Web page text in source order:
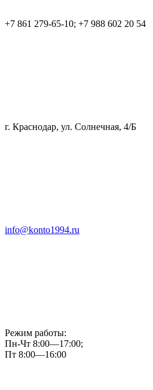
+7 861 279-65-10; +7 988 602 20 54
г. Краснодар, ул. Солнечная, 4/Б
info@konto1994.ru
Режим работы:
Пн-Чт 8:00—17:00;
Пт 8:00—16:00